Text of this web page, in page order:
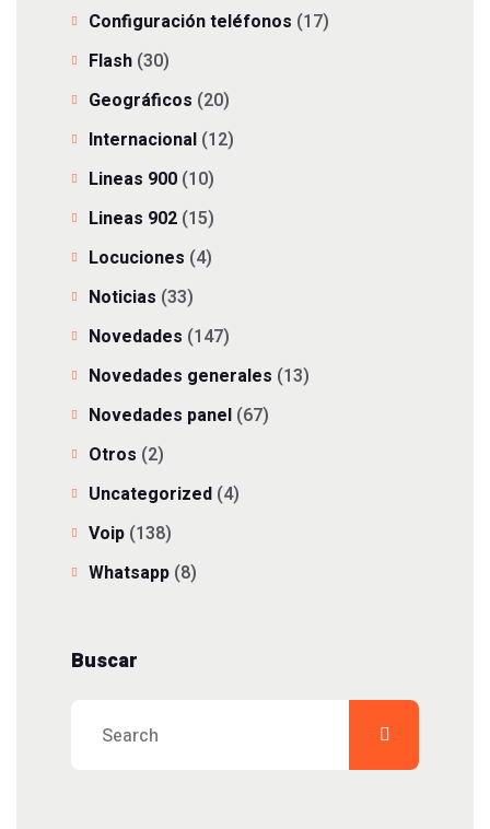
Configuración teléfonos (17)
Flash (30)
Geográficos (20)
Internacional (12)
Lineas 900 (10)
Lineas 902 (15)
Locuciones (4)
Noticias (33)
Novedades (147)
Novedades generales (13)
Novedades panel (67)
Otros (2)
Uncategorized (4)
Voip (138)
Whatsapp (8)
Buscar